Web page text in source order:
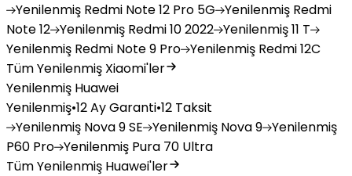
Yenilenmiş Redmi Note 12 Pro 5G Yenilenmiş Redmi
Note 12 Yenilenmiş Redmi 10 2022 Yenilenmiş11 T
Yenilenmiş Redmi Note 9 Pro Yenilenmiş Redmi 12C
Tüm Yenilenmiş Xiaomi'ler
Yenilenmiş Huawei
Yenilenmiş•12 Ay Garanti•12 Taksit
Yenilenmiş Nova 9 SE Yenilenmiş Nova 9 Yenilenmiş
P60 Pro Yenilenmiş Pura 70 Ultra
Tüm Yenilenmiş Huawei'ler